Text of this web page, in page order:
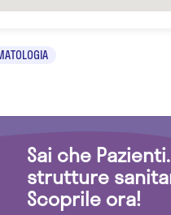
Sai che
strutture
Scoprile ora!